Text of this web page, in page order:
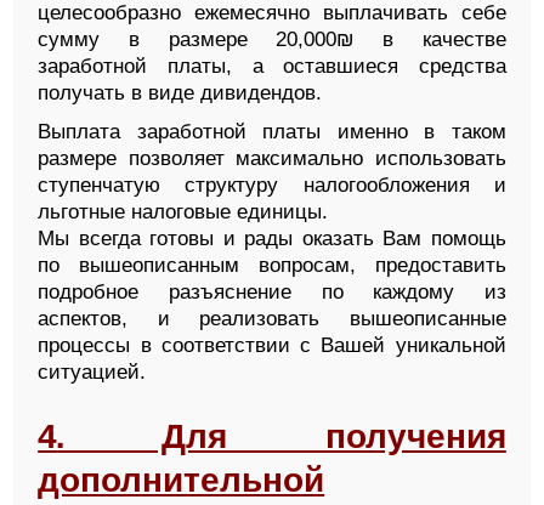
целесообразно ежемесячно выплачивать себе
сумму в размере20,000₪ в качестве
заработной платы, а оставшиеся средства
получать в виде дивидендов.
Выплата заработной платы именно в таком
размере позволяет максимально использовать
ступенчатую структуру налогообложения и
льготные налоговые единицы.
Мы всегда готовы и рады оказать Вам помощь
по вышеописанным вопросам, предоставить
подробное разъяснение по каждому из
аспектов, и реализовать вышеописанные
процессы в соответствии с Вашей уникальной
ситуацией.
4. Для получения
дополнительной